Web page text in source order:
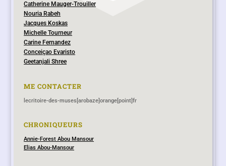
Catherine Mauger-Trouiller
Nouria Rabeh
Jacques Koskas
Michelle Tourneur
Carine Fernandez
Conceiçao Evaristo
Geetanjali Shree
ME CONTACTER
lecritoire-des-muses[arobaze]orange[point]fr
CHRONIQUEURS
Annie-Forest Abou Mansour
Elias Abou-Mansour